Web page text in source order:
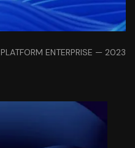
PLATFORM ENTERPRISE — 2023